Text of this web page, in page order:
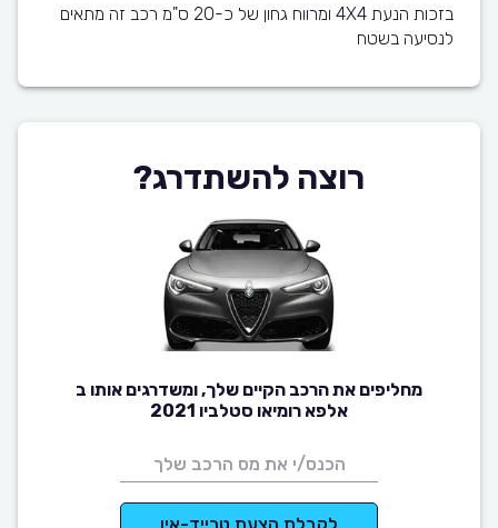
בזכות הנעת 4X4 ומרווח גחון של כ-20 ס"מ רכב זה מתאים
לנסיעה בשטח
רוצה להשתדרג?
מחליפים את הרכב הקיים שלך, ומשדרגים אותו ב
אלפא רומיאו סטלביו 2021